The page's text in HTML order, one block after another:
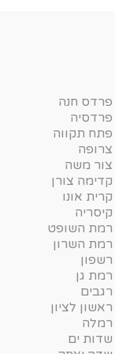
פרדס חנה
פרדסיה
פתח תקווה
צרופה
צור משה
קדימה צורן
קרית אונו
קיסריה
רמת השופט
רמת השרון
רשפון
רמת גן
רגבים
ראשון לציון
רמלה
שדות ים